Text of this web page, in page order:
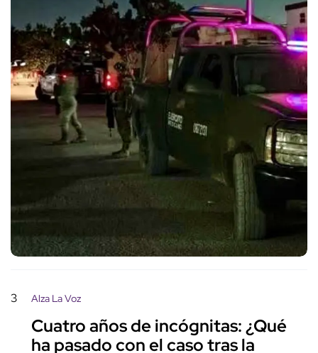
3 Alza La Voz
Cuatro años de incógnitas: ¿Qué
ha pasado con el caso tras la